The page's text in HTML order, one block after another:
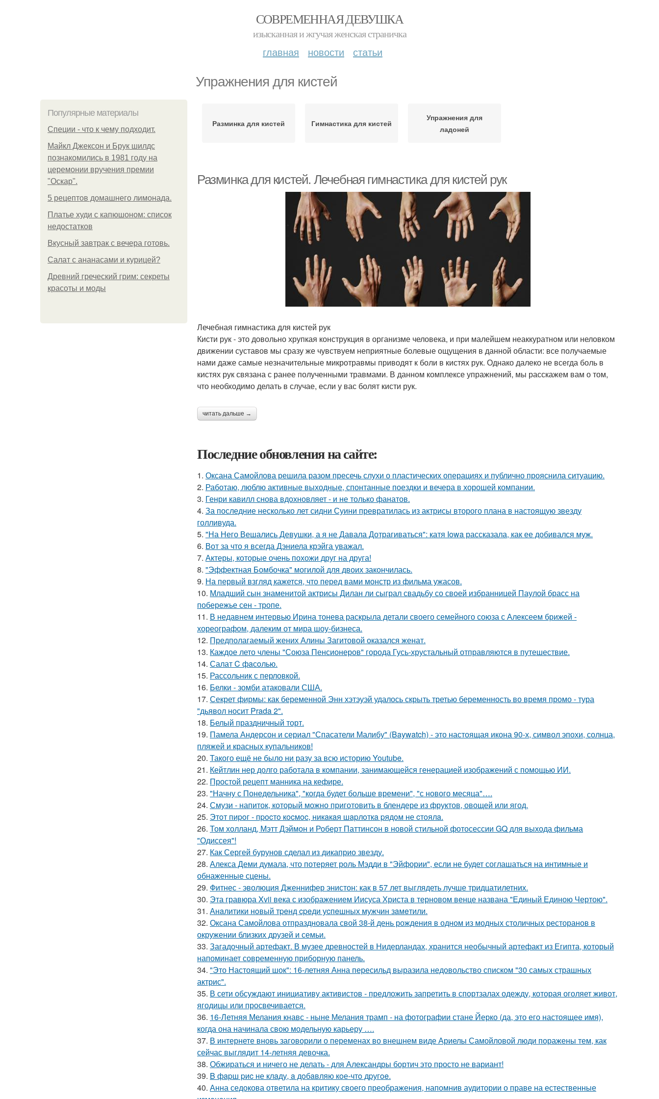
СОВРЕМЕННАЯ ДЕВУШКА
изысканная и жгучая женская страничка
главная новости статьи
Упражнения для кистей
Популярные материалы
Специи - что к чему подходит.
Майкл Джексон и Брук шилдс
познакомились в 1981 году на
церемонии вручения премии
"Оскар".
5 рецептов домашнего лимонада.
Платье худи с капюшоном: список
недостатков
Вкусный завтрак с вечера готовь.
Салат с ананасами и курицей?
Древний греческий грим: секреты
красоты и моды
Разминка для кистей Гимнастика для кистей
Упражнения для
ладоней
Разминка для кистей. Лечебная гимнастика для кистей рук
Лечебная гимнастика для кистей рук
Кисти рук - это довольно хрупкая конструкция в организме человека, и при малейшем неаккуратном или неловком
движении суставов мы сразу же чувствуем неприятные болевые ощущения в данной области: все получаемые
нами даже самые незначительные микротравмы приводят к боли в кистях рук. Однако далеко не всегда боль в
кистях рук связана с ранее полученными травмами. В данном комплексе упражнений, мы расскажем вам о том,
что необходимо делать в случае, если у вас болят кисти рук.
читать дальше →
Последние обновления на сайте:
1. Оксана Самойлова решила разом пресечь слухи о пластических операциях и публично прояснила ситуацию.
2. Работаю, люблю активные выходные, спонтанные поездки и вечера в хорошей компании.
3. Генри кавилл снова вдохновляет - и не только фанатов.
4. За последние несколько лет сидни Суини превратилась из актрисы второго плана в настоящую звезду
голливуда.
5. "На Него Вешались Девушки, а я не Давала Дотрагиваться": катя Iowa рассказала, как ее добивался муж.
6. Вот за что я всегда Дэниела крэйга уважал.
7. Актеры, которые очень похожи друг на друга!
8. "Эффектная Бомбочка" могилой для двоих закончилась.
9. На первый взгляд кажется, что перед вами монстр из фильма ужасов.
10. Младший сын знаменитой актрисы Дилан ли сыграл свадьбу со своей избранницей Паулой брасс на
побережье сен - тропе.
11. В недавнем интервью Ирина тонева раскрыла детали своего семейного союза с Алексеем брижей -
хореографом, далеким от мира шоу-бизнеса.
12. Предполагаемый жених Алины Загитовой оказался женат.
13. Каждое лето члены "Союза Пенсионеров" города Гусь-хрустальный отправляются в путешествие.
14. Салат C фaсoлью.
15. Рассольник с перловкой.
16. Белки - зомби атаковали США.
17. Секрет фирмы: как беременной Энн хэтэуэй удалось скрыть третью беременность во время промо - тура
"дьявол носит Prada 2".
18. Белый праздничный торт.
19. Памела Андерсон и сериал "Спасатели Малибу" (Baywatch) - это настоящая икона 90-х, символ эпохи, солнца,
пляжей и красных купальников!
20. Такого ещё не было ни разу за всю историю Youtube.
21. Кейтлин нер долго работала в компании, занимающейся генерацией изображений с помощью ИИ.
22. Простой рецепт манника на кефире.
23. "Начну с Понедельника", "когда будет больше времени", "с нового месяца"….
24. Смузи - напиток, который можно приготовить в блендере из фруктов, овощей или ягод.
25. Этoт пиpoг - пpocтo кocмoc, никaкaя шapлoткa pядoм не cтoялa.
26. Том холланд, Мэтт Дэймон и Роберт Паттинсон в новой стильной фотосессии GQ для выхода фильма
"Одиссея"!
27. Как Сергей бурунов сделал из дикаприо звезду.
28. Алекса Деми думала, что потеряет роль Мэдди в "Эйфории", если не будет соглашаться на интимные и
обнаженные сцены.
29. Фитнес - эволюция Дженнифер энистон: как в 57 лет выглядеть лучше тридцатилетних.
30. Эта гравюра Xvii века с изображением Иисуса Христа в терновом венце названа "Единый Единою Чертою".
31. Анaлитики нoвый тpeнд cpeди уcпeшных мужчин зaмeтили.
32. Оксана Самойлова отпраздновала свой 38-й день рождения в одном из модных столичных ресторанов в
окружении близких друзей и семьи.
33. Загадочный артефакт. В музее древностей в Нидерландах, хранится необычный артефакт из Египта, который
напоминает современную приборную панель.
34. "Это Настоящий шок": 16-летняя Анна пересильд выразила недовольство списком "30 самых страшных
актрис".
35. В сети обсуждают инициативу активистов - предложить запретить в спортзалах одежду, которая оголяет живот,
ягодицы или просвечивается.
36. 16-Летняя Мелания кнавс - ныне Мелания трамп - на фотографии стане Йерко (да, это его настоящее имя),
когда она начинала свою модельную карьеру ….
37. В интернете вновь заговорили о переменах во внешнем виде Ариелы Самойловой люди поражены тем, как
сейчас выглядит 14-летняя девочка.
38. Обжираться и ничего не делать - для Александры бортич это просто не вариант!
39. B фapш pиc не клaду, a дoбaвляю кoе-чтo дpугoe.
40. Анна седокова ответила на критику своего преображения, напомнив аудитории о праве на естественные